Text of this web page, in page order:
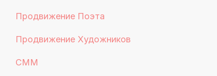
Продвижение Поэта
Продвижение Художников
СММ